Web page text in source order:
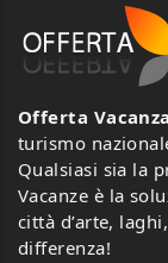
Offerta Vacanza
turismo
Qualsiasi sia la
Vacanze è la
città d’arte,
differenza!